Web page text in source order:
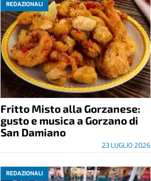
REDAZIONALI
Fritto Misto alla Gorzanese:
gusto e musica a Gorzano di
San Damiano
23 LUGLIO 2026
REDAZIONALI